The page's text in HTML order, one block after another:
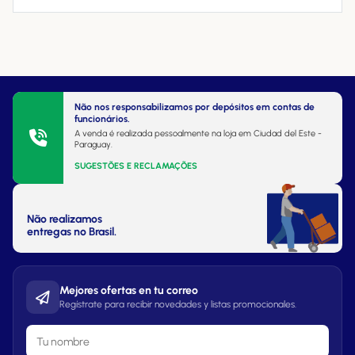
Não nos responsabilizamos por depósitos em contas de
funcionários.
A venda é realizada pessoalmente na loja em Ciudad del Este -
Paraguay.
SUGESTÕES E RECLAMAÇÕES
Não realizamos
entregas no Brasil.
Mejores ofertas en tu correo
Regístrate para recibir novedades y listas promocionales.